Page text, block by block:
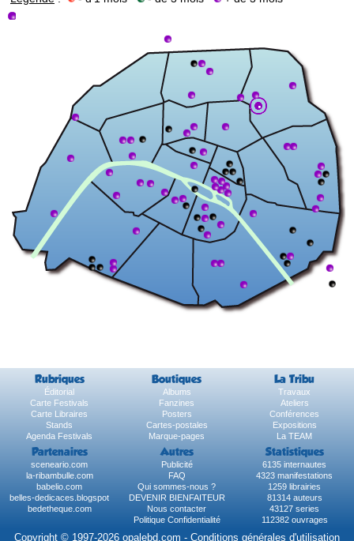
Rubriques Boutiques La Tribu
Éditorial Albums
Travaux
Carte Festivals
Fanzines
Ateliers
Carte Libraires
Posters
Conférences
Stands
Cartes-postales
Expositions
Agenda Festivals
Marque-pages La TEAM
Partenaires Autres Statistiques
sceneario.com Publicité
6135 internautes
la-ribambulle.com
FAQ
4323 manifestations
babelio.com
Qui sommes-nous ?
1259 librairies
belles-dedicaces.blogspot
DEVENIR BIENFAITEUR
81314 auteurs
bedetheque.com
Nous contacter
43127 series
Politique Confidentialité
112382 ouvrages
Copyright © 1997-2026 opalebd.com - Conditions générales d'utilisation